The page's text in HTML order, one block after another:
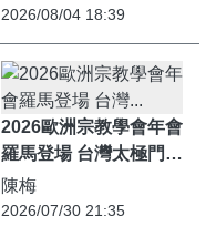
2026/08/04 18:39
2026歐洲宗教學會年會
羅馬登場 台灣太極門案
成國際跨學科研究焦點
陳梅
2026/07/30 21:35